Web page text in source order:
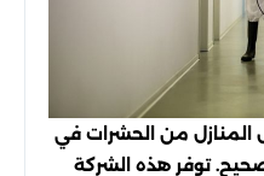
المنازل من الحشرات في
توفر هذه الشركة